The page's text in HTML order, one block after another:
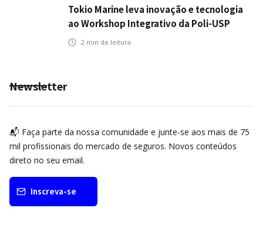
Tokio Marine leva inovação e tecnologia
ao Workshop Integrativo da Poli-USP
2 min de leitura
Newsletter
📬 Faça parte da nossa comunidade e junte-se aos mais de 75
mil profissionais do mercado de seguros. Novos conteúdos
direto no seu email.
Inscreva-se